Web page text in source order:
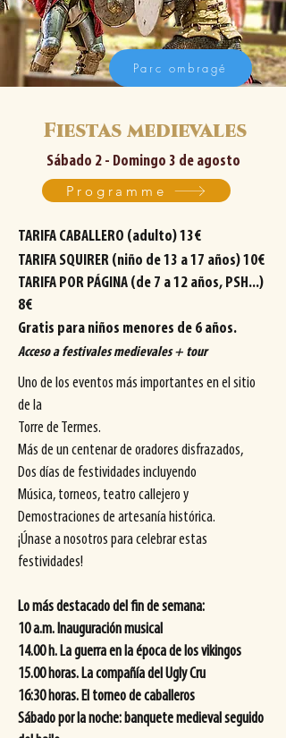
Parc ombragé
Fiestas medievales
Sábado 2 - Domingo 3 de agosto
TARIFA CABALLERO (adulto) 13€
TARIFA SQUIRER (niño de 13 a 17 años) 10€
TARIFA POR PÁGINA (de 7 a 12 años, PSH...)
8€
Gratis para niños menores de 6 años.
Acceso a festivales medievales + tour
Uno de los eventos más importantes en el sitio
de la
Torre de Termes.
Más de un centenar de oradores disfrazados,
Dos días de festividades incluyendo
Música, torneos, teatro callejero y
Demostraciones de artesanía histórica.
¡Únase a nosotros para celebrar estas
festividades!
Lo más destacado del fin de semana:
10 a.m. Inauguración musical
14.00 h. La guerra en la época de los vikingos
15.00 horas. La compañía del Ugly Cru
16:30 horas. El torneo de caballeros
Sábado por la noche: banquete medieval seguido
Programme